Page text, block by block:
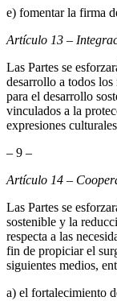
e) fomentar la firma
Artículo 13 –
Las Partes se
desarrollo a todos
para el desarrollo
vinculados a la
expresiones culturales
– 9 –
Artículo 14 –
Las Partes se
sostenible y la
respecta a las
fin de propiciar el
siguientes medios,
a) el fortalecimiento